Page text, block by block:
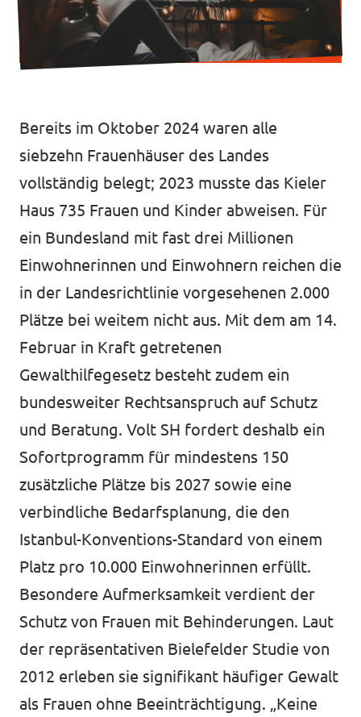
Bereits im Oktober 2024 waren alle
siebzehn Frauenhäuser des Landes
vollständig belegt; 2023 musste das Kieler
Haus 735 Frauen und Kinder abweisen. Für
ein Bundesland mit fast drei Millionen
Einwohnerinnen und Einwohnern reichen die
in der Landesrichtlinie vorgesehenen 2.000
Plätze bei weitem nicht aus. Mit dem am 14.
Februar in Kraft getretenen
Gewalthilfegesetz besteht zudem ein
bundesweiter Rechtsanspruch auf Schutz
und Beratung. Volt SH fordert deshalb ein
Sofortprogramm für mindestens 150
zusätzliche Plätze bis 2027 sowie eine
verbindliche Bedarfsplanung, die den
Istanbul-Konventions-Standard von einem
Platz pro 10.000 Einwohnerinnen erfüllt.
Besondere Aufmerksamkeit verdient der
Schutz von Frauen mit Behinderungen. Laut
der repräsentativen Bielefelder Studie von
2012 erleben sie signifikant häufiger Gewalt
als Frauen ohne Beeinträchtigung. „Keine